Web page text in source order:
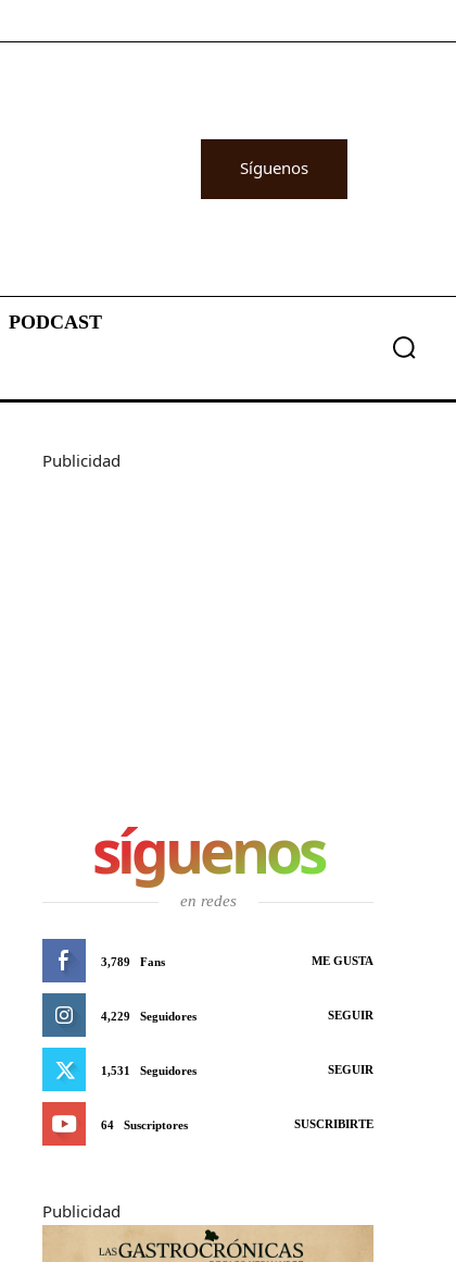
Síguenos
PODCAST
Publicidad
síguenos
en redes
3,789 Fans ME GUSTA
4,229 Seguidores SEGUIR
1,531 Seguidores SEGUIR
64 Suscriptores SUSCRIBIRTE
Publicidad